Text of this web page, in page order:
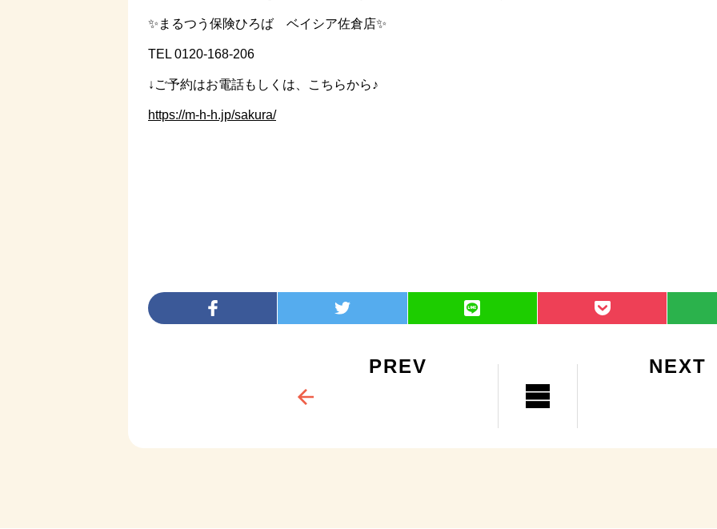
✨まるつう保険ひろば ベイシア佐倉店✨
TEL 0120-168-206
↓ご予約はお電話もしくは、こちらから♪
https://m-h-h.jp/sakura/
PREV NEXT